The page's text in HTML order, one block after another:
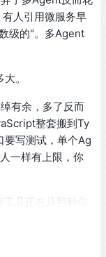
人引用微服务早
级的"。多Agent
。
有余，多了反而
整套搬到Ty
写测试，单个Ag
一样有上限，你
具正在从那种你
着AI不再只是工